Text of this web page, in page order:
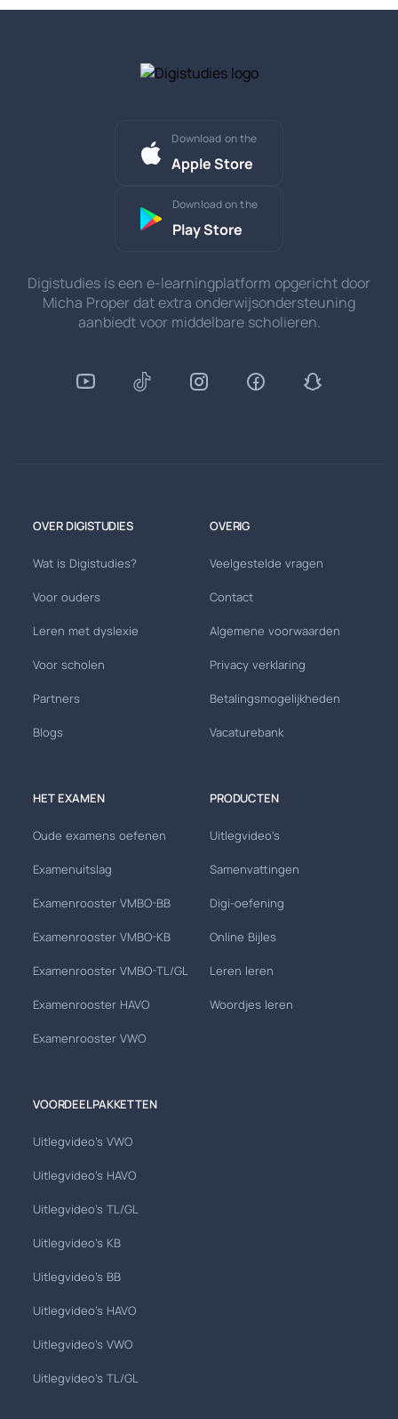
Download on the
Apple Store
Download on the
Play Store
Digistudies is een e-learningplatform opgericht door
Micha Proper dat extra onderwijsondersteuning
aanbiedt voor middelbare scholieren.
OVER DIGISTUDIES
Wat is Digistudies?
Voor ouders
Leren met dyslexie
Voor scholen
Partners
Blogs
OVERIG
Veelgestelde vragen
Contact
Algemene voorwaarden
Privacy verklaring
Betalingsmogelijkheden
Vacaturebank
HET EXAMEN
Oude examens oefenen
Examenuitslag
Examenrooster VMBO-BB
Examenrooster VMBO-KB
Examenrooster VMBO-TL/GL
Examenrooster HAVO
Examenrooster VWO
PRODUCTEN
Uitlegvideo's
Samenvattingen
Digi-oefening
Online Bijles
Leren leren
Woordjes leren
VOORDEELPAKKETTEN
Uitlegvideo's VWO
Uitlegvideo's HAVO
Uitlegvideo's TL/GL
Uitlegvideo's KB
Uitlegvideo's BB
Uitlegvideo's HAVO
Uitlegvideo's VWO
Uitlegvideo's TL/GL